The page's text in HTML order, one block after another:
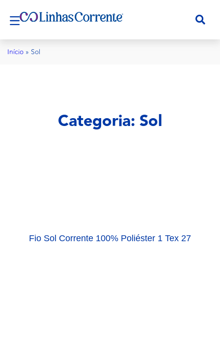
Início » Sol
Categoria: Sol
Fio Sol Corrente 100% Poliéster 1 Tex 27